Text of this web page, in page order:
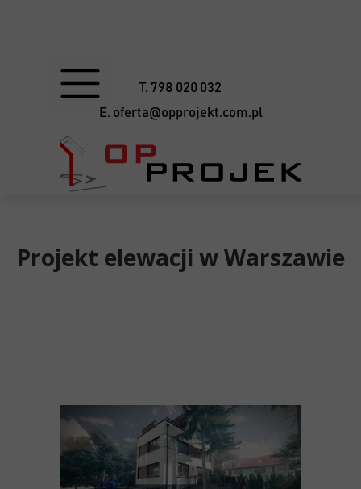
E. oferta@opprojekt.com.pl
T. 798 020 032
Projekt elewacji w Warszawie